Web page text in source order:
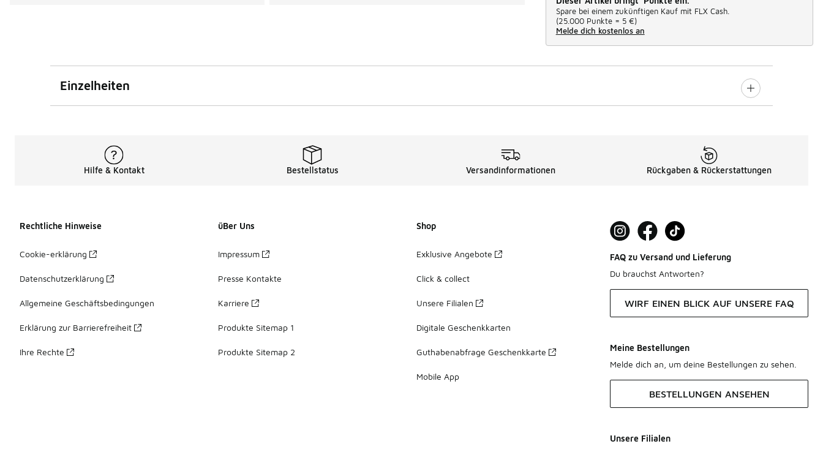
Spare bei einem zukünftigen Kauf mit FLX Cash.
(25.000 Punkte = 5 €)
Melde dich kostenlos an
Einzelheiten
Hilfe & Kontakt Bestellstatus Versandinformationen Rückgaben & Rückerstattungen
Rechtliche Hinweise
Cookie-erklärung
Datenschutzerklärung
Allgemeine Geschäftsbedingungen
Erklärung zur Barrierefreiheit
Ihre Rechte
üBer Uns
Impressum
Presse Kontakte
Karriere
Produkte Sitemap 1
Produkte Sitemap 2
Shop
Exklusive Angebote
Click & collect
Unsere Filialen
Digitale Geschenkkarten
Guthabenabfrage Geschenkkarte
Mobile App
FAQ zu Versand und Lieferung
Du brauchst Antworten?
WIRF EINEN BLICK AUF UNSERE FAQ
Meine Bestellungen
Melde dich an, um deine Bestellungen zu sehen.
BESTELLUNGEN ANSEHEN
Unsere Filialen